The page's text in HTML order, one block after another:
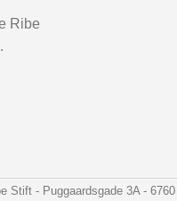
Ribe
Stift - Puggaardsgade 3A - 6760